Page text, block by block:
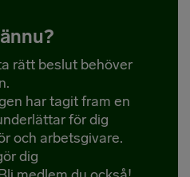
rätt beslut behöver
har tagit fram en
för dig
och arbetsgivare.
dig